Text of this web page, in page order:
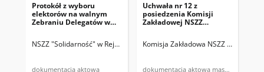
Protokół z wyboru
elektorów na walnym
Zebraniu Delegatów w
NSZZ "Solidarność" w Rejonie Budowy Dróg w Kielcach Komisja
dokumentacja aktowa
Uchwała nr 12 z
posiedzenia Komisji
Zakładowej NSZZ
Komisja Zakładowa NSZZ
dokumentacja aktowa maszynopis